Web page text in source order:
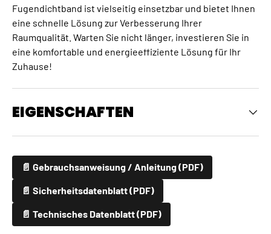
Fugendichtband ist vielseitig einsetzbar und bietet Ihnen
eine schnelle Lösung zur Verbesserung Ihrer
Raumqualität. Warten Sie nicht länger, investieren Sie in
eine komfortable und energieeffiziente Lösung für Ihr
Zuhause!
EIGENSCHAFTEN
📄 Gebrauchsanweisung / Anleitung (PDF)
📄 Sicherheitsdatenblatt (PDF)
📄 Technisches Datenblatt (PDF)